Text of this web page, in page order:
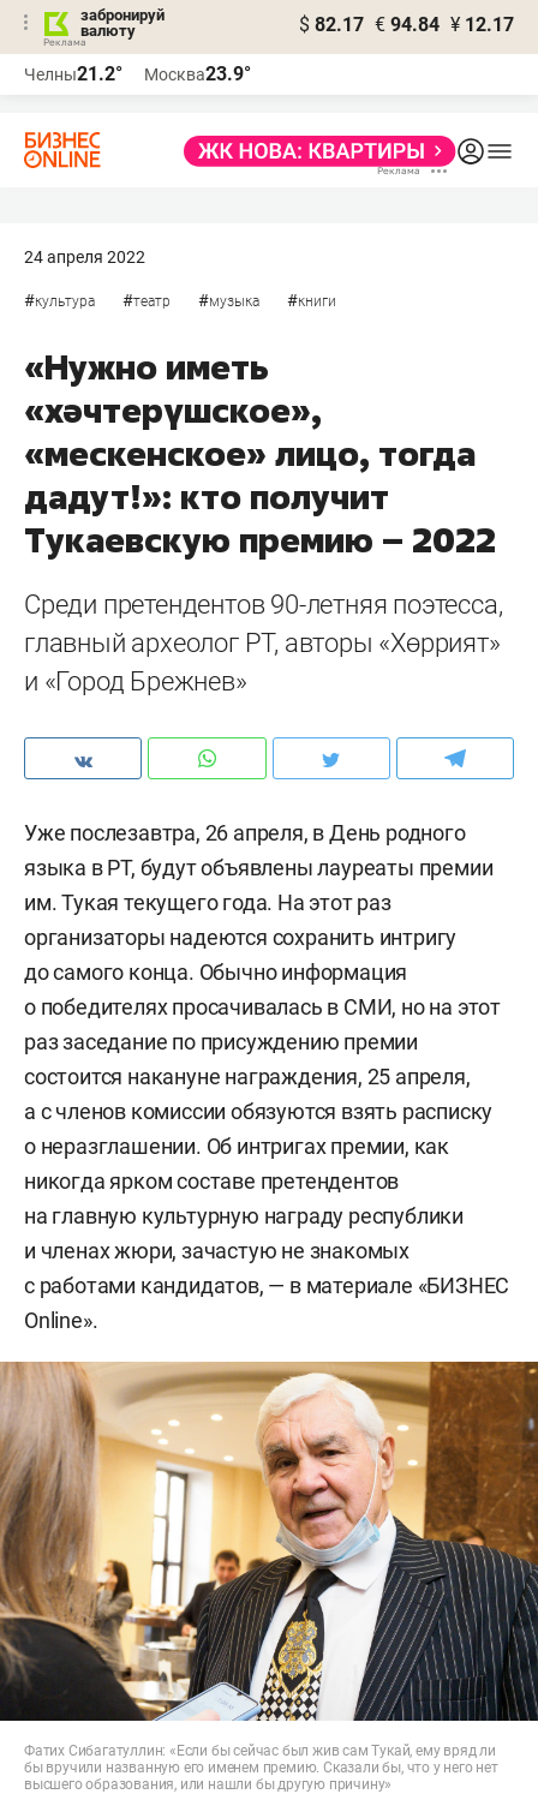
забронируй
валюту
$ 82.17 € 94.84 ¥ 12.17
Челны21.2° Москва23.9°
24 апреля 2022
#культура #театр #музыка #книги
«Нужно иметь
«хәчтерүшское»,
«мескенское» лицо, тогда
дадут!»: кто получит
Тукаевскую премию – 2022
Среди претендентов 90-летняя поэтесса,
главный археолог РТ, авторы «Хөррият»
и «Город Брежнев»
Уже послезавтра, 26 апреля, в День родного
языка в РТ, будут объявлены лауреаты премии
им. Тукая текущего года. На этот раз
организаторы надеются сохранить интригу
до самого конца. Обычно информация
о победителях просачивалась в СМИ, но на этот
раз заседание по присуждению премии
состоится накануне награждения, 25 апреля,
а с членов комиссии обязуются взять расписку
о неразглашении. Об интригах премии, как
никогда ярком составе претендентов
на главную культурную награду республики
и членах жюри, зачастую не знакомых
с работами кандидатов, — в материале «БИЗНЕС
Online».
Фатих Сибагатуллин: «Если бы сейчас был жив сам Тукай, ему вряд ли
бы вручили названную его именем премию. Сказали бы, что у него нет
высшего образования, или нашли бы другую причину»